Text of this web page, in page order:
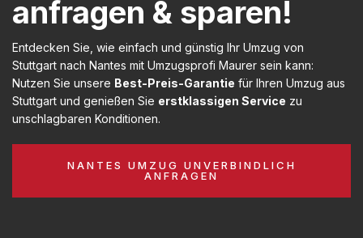
anfragen & sparen!
Entdecken Sie, wie einfach und günstig Ihr Umzug von
Stuttgart nach Nantes mit Umzugsprofi Maurer sein kann:
Nutzen Sie unsere Best-Preis-Garantie für Ihren Umzug aus
Stuttgart und genießen Sie erstklassigen Service zu
unschlagbaren Konditionen.
NANTES UMZUG UNVERBINDLICH
ANFRAGEN